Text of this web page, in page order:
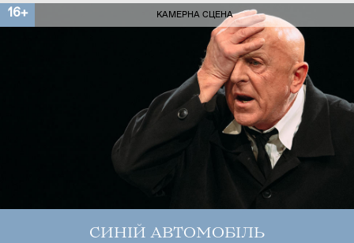
16+ КАМЕРНА СЦЕНА
СИНІЙ АВТОМОБІЛЬ